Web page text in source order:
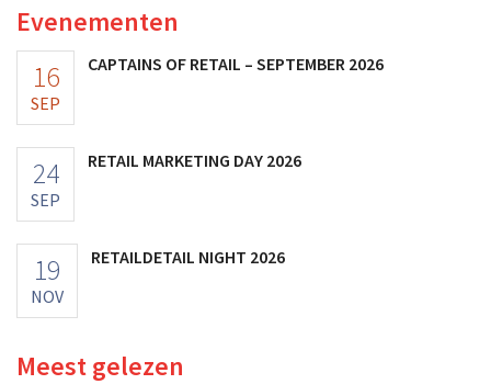
Evenementen
16
SEP
CAPTAINS OF RETAIL – SEPTEMBER 2026
24
SEP
RETAIL MARKETING DAY 2026
19
NOV
RETAILDETAIL NIGHT 2026
Meest gelezen